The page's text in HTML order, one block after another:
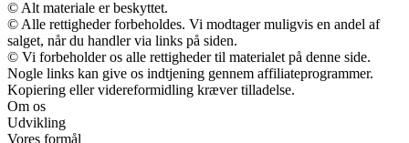
© Alt materiale er beskyttet.
© Alle rettigheder forbeholdes. Vi modtager muligvis en andel af
salget, når du handler via links på siden.
© Vi forbeholder os alle rettigheder til materialet på denne side.
Nogle links kan give os indtjening gennem affiliateprogrammer.
Kopiering eller videreformidling kræver tilladelse.
Om os
Udvikling
Vores formål